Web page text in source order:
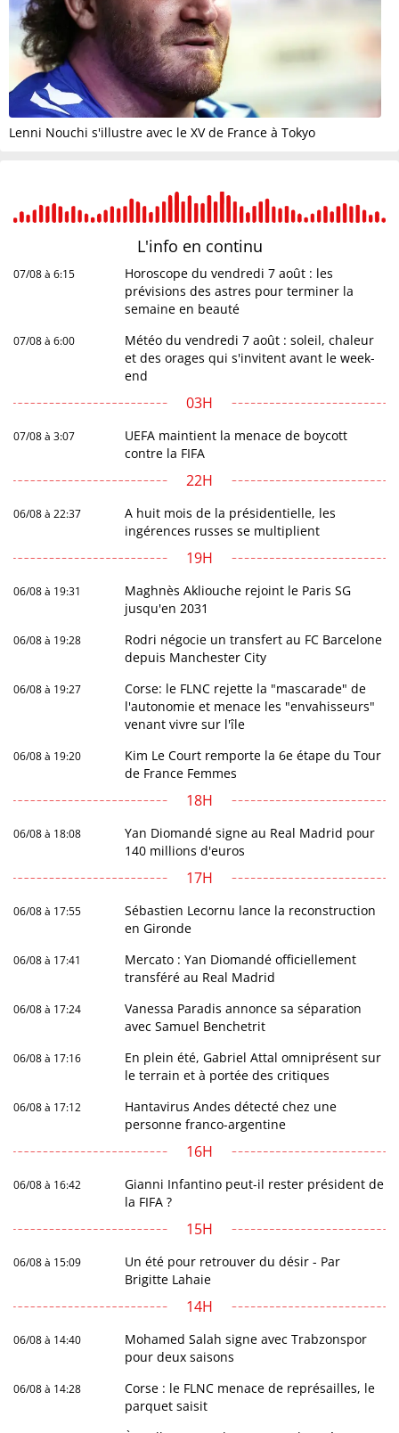
Lenni Nouchi s'illustre avec le XV de France à Tokyo
L'info en continu
07/08 à 6:15
Horoscope du vendredi 7 août : les
prévisions des astres pour terminer la
semaine en beauté
07/08 à 6:00
Météo du vendredi 7 août : soleil, chaleur
et des orages qui s'invitent avant le week-
end
03H
07/08 à 3:07
UEFA maintient la menace de boycott
contre la FIFA
22H
06/08 à 22:37
A huit mois de la présidentielle, les
ingérences russes se multiplient
19H
06/08 à 19:31
Maghnès Akliouche rejoint le Paris SG
jusqu'en 2031
06/08 à 19:28
Rodri négocie un transfert au FC Barcelone
depuis Manchester City
06/08 à 19:27
Corse: le FLNC rejette la "mascarade" de
l'autonomie et menace les "envahisseurs"
venant vivre sur l'île
06/08 à 19:20
Kim Le Court remporte la 6e étape du Tour
de France Femmes
18H
06/08 à 18:08
Yan Diomandé signe au Real Madrid pour
140 millions d'euros
17H
06/08 à 17:55
Sébastien Lecornu lance la reconstruction
en Gironde
06/08 à 17:41
Mercato : Yan Diomandé officiellement
transféré au Real Madrid
06/08 à 17:24
Vanessa Paradis annonce sa séparation
avec Samuel Benchetrit
06/08 à 17:16
En plein été, Gabriel Attal omniprésent sur
le terrain et à portée des critiques
06/08 à 17:12
Hantavirus Andes détecté chez une
personne franco-argentine
16H
06/08 à 16:42
Gianni Infantino peut-il rester président de
la FIFA ?
15H
06/08 à 15:09
Un été pour retrouver du désir - Par
Brigitte Lahaie
14H
06/08 à 14:40
Mohamed Salah signe avec Trabzonspor
pour deux saisons
06/08 à 14:28
Corse : le FLNC menace de représailles, le
parquet saisit